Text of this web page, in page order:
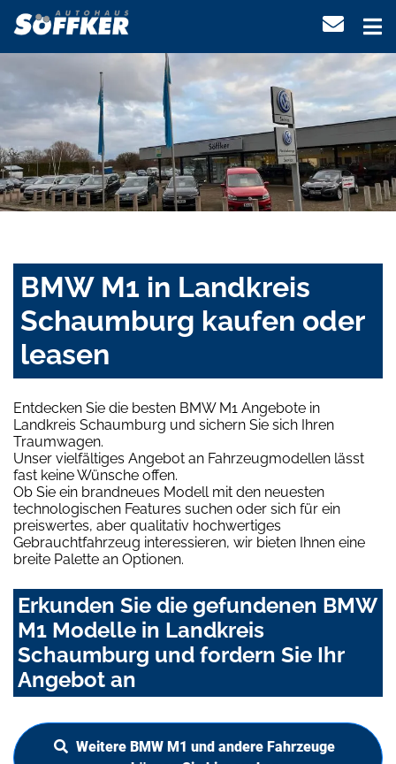
BMW M1 in Landkreis
Schaumburg kaufen oder
leasen
Entdecken Sie die besten BMW M1 Angebote in
Landkreis Schaumburg und sichern Sie sich Ihren
Traumwagen.
Unser vielfältiges Angebot an Fahrzeugmodellen lässt
fast keine Wünsche offen.
Ob Sie ein brandneues Modell mit den neuesten
technologischen Features suchen oder sich für ein
preiswertes, aber qualitativ hochwertiges
Gebrauchtfahrzeug interessieren, wir bieten Ihnen eine
breite Palette an Optionen.
Erkunden Sie die gefundenen BMW
M1 Modelle in Landkreis
Schaumburg und fordern Sie Ihr
Angebot an
Weitere BMW M1 und andere Fahrzeuge